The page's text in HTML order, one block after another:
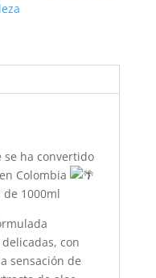
se ha convertido
Colombia
1000ml
con
sensación de